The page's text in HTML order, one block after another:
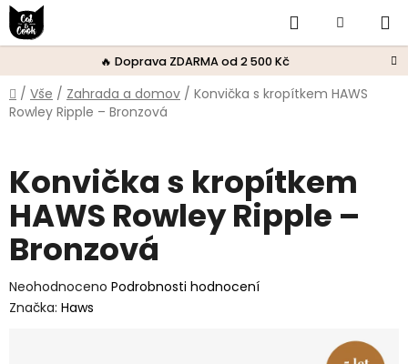
Přejít
na
obsah
🔥 Doprava ZDARMA od 2 500 Kč
HledatNákupní
košík
Domů
/ Vše / Zahrada a domov / Konvička s kropítkem HAWS
Rowley Ripple – Bronzová
Konvička s kropítkem
HAWS Rowley Ripple –
Bronzová
Průměrné
hodnocení
Neohodnoceno Podrobnosti hodnocení
Značka: Haws